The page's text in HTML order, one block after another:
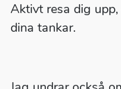
Aktivt resa dig
dina tankar.